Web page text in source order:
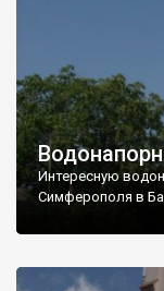
Интересную
Симферополя в